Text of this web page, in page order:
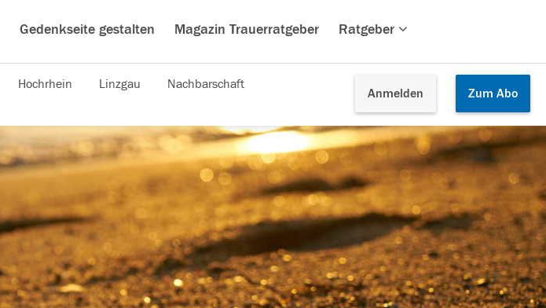
Gedenkseite gestalten Magazin Trauerratgeber Ratgeber
Anmelden Zum Abo
Hochrhein Linzgau Nachbarschaft